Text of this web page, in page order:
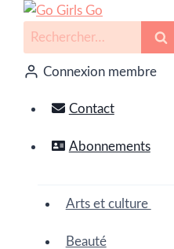
Connexion membre
Contact
Abonnements
Arts et culture
Beauté